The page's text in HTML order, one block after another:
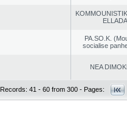
PA.SO.K.
socialise
NEA
Records: 41 - 60 from 300 - Pages: